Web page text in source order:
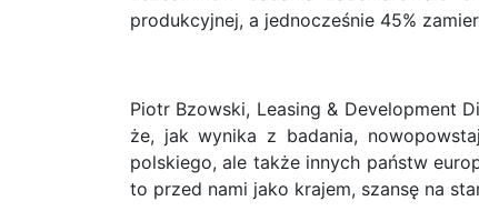
produkcyjnej, a jednocześnie 45%
Piotr Bzowski, Leasing & Development
że, jak wynika z badania,
polskiego, ale także innych państw
to przed nami jako krajem, szansę na